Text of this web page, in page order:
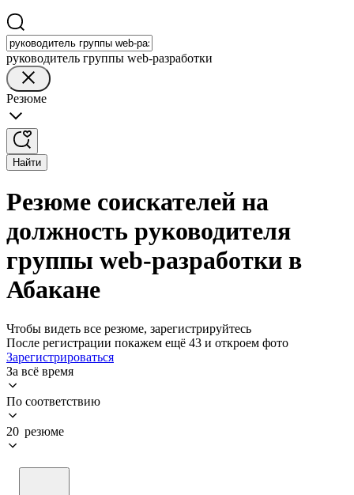
руководитель группы web-разработки
Резюме
Найти
Резюме соискателей на
должность руководителя
группы web-разработки в
Абакане
Чтобы видеть все резюме, зарегистрируйтесь
После регистрации покажем ещё 43 и откроем фото
Зарегистрироваться
За всё время
По соответствию
20 резюме